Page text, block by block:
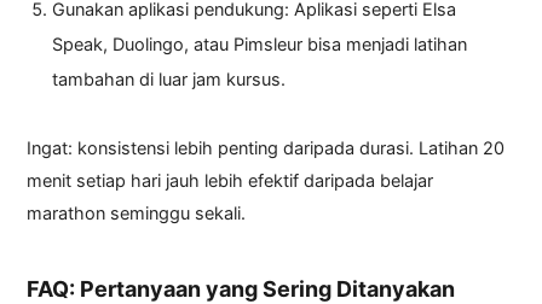
Gunakan aplikasi pendukung: Aplikasi seperti Elsa
Speak, Duolingo, atau Pimsleur bisa menjadi latihan
tambahan di luar jam kursus.
Ingat: konsistensi lebih penting daripada durasi. Latihan 20
menit setiap hari jauh lebih efektif daripada belajar
marathon seminggu sekali.
FAQ: Pertanyaan yang Sering Ditanyakan